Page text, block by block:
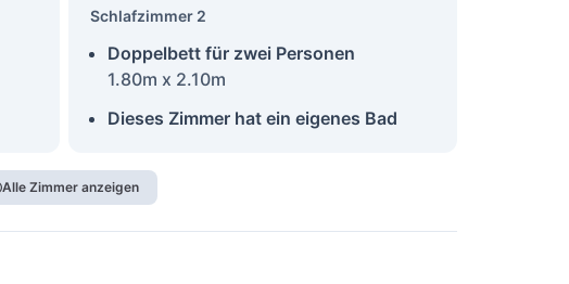
Schlafzimmer 2
Doppelbett für zwei Personen
1.80m x 2.10m
Dieses Zimmer hat ein eigenes Bad
Alle Zimmer anzeigen